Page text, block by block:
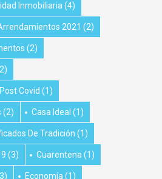
Inmobiliaria (4)
2021 (2)
(2)
Covid (1)
(2) Casa Ideal (1)
De Tradición (1)
(3) Cuarentena (1)
Economía (1)